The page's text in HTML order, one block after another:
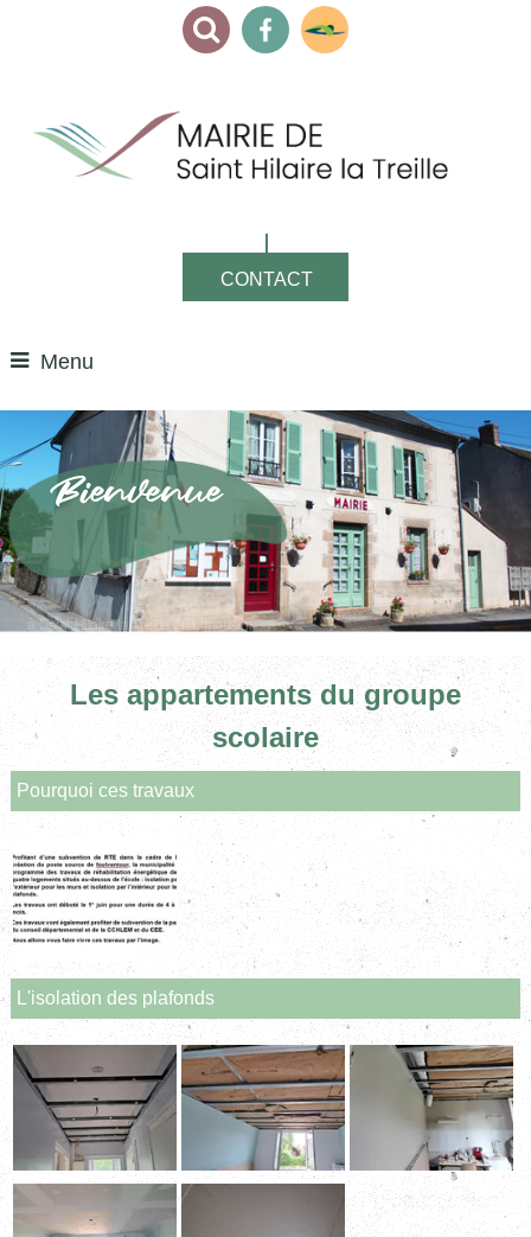
CONTACT
Menu
Bienvenue
à Saint Hilaire la Treille en Limousin
Les appartements du groupe
scolaire
Pourquoi ces travaux
L'isolation des plafonds